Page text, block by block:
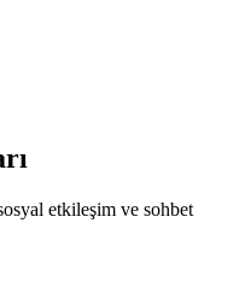
etkileşim ve sohbet